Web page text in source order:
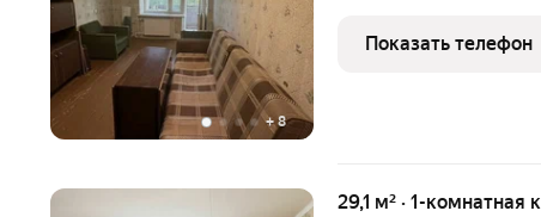
+8
Показать телефон
29,1 м² · 1-